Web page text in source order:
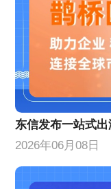
东信发布一站式
2026年06月08日